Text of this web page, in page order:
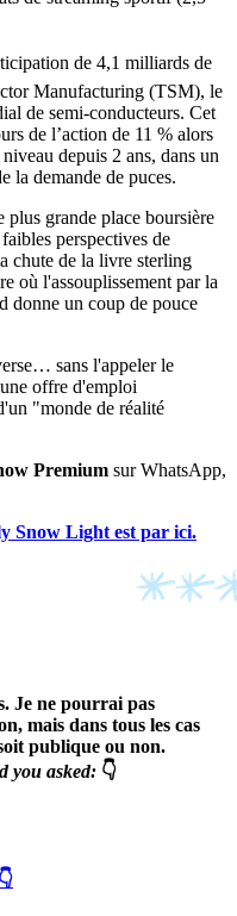
de 4,1 milliards de
Manufacturing (TSM), le
de semi-conducteurs. Cet
de l’action de 11 % alors
depuis 2 ans, dans un
la demande de puces.
plus grande place boursière
perspectives de
chute de la livre sterling
où l'assouplissement par la
donne un coup de pouce
sans l'appeler le
offre d'emploi
"monde de réalité
Premium sur WhatsApp,
Snow Light est par ici.
Je ne pourrai pas
mais dans tous les cas
publique ou non.
you asked: 👇